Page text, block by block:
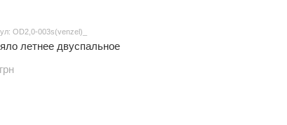
OD2,0-003s(venzel)_
летнее двуспальное